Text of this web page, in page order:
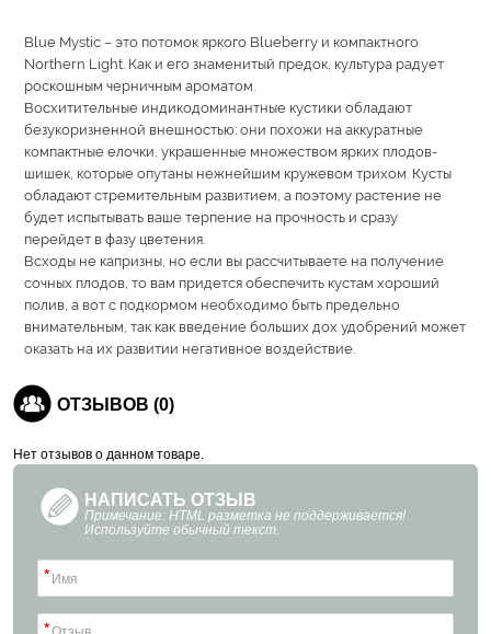
Blue Mystic – это потомок яркого Blueberry и компактного
Northern Light. Как и его знаменитый предок, культура радует
роскошным черничным ароматом.
Восхитительные индикодоминантные кустики обладают
безукоризненной внешностью: они похожи на аккуратные
компактные елочки, украшенные множеством ярких плодов-
шишек, которые опутаны нежнейшим кружевом трихом. Кусты
обладают стремительным развитием, а поэтому растение не
будет испытывать ваше терпение на прочность и сразу
перейдет в фазу цветения.
Всходы не капризны, но если вы рассчитываете на получение
сочных плодов, то вам придется обеспечить кустам хороший
полив, а вот с подкормом необходимо быть предельно
внимательным, так как введение больших дох удобрений может
оказать на их развитии негативное воздействие.
ОТЗЫВОВ (0)
Нет отзывов о данном товаре.
НАПИСАТЬ ОТЗЫВ
Примечание: HTML разметка не поддерживается!
Используйте обычный текст.